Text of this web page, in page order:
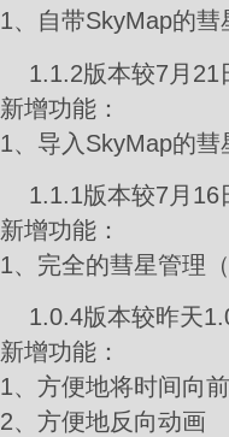
1、自带SkyMap的彗
1.1.2版本较7月21
新增功能：
1、导入SkyMap的彗
1.1.1版本较7月16
新增功能：
1、完全的彗星管理
1.0.4版本较昨天
新增功能：
1、方便地将时间向
2、方便地反向动画